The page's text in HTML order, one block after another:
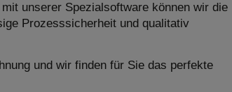
unserer Spezialsoftware können wir die
Prozesssicherheit und qualitativ
und wir finden für Sie das perfekte